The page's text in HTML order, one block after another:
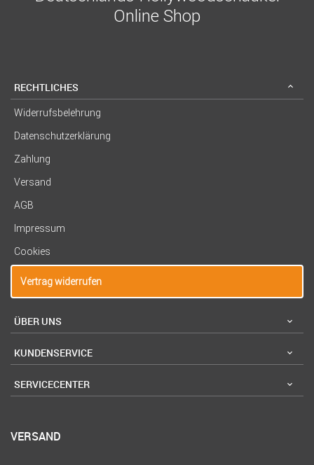
Online Shop
RECHTLICHES
Widerrufsbelehrung
Datenschutzerklärung
Zahlung
Versand
AGB
Impressum
Cookies
Vertrag widerrufen
ÜBER UNS
KUNDENSERVICE
SERVICECENTER
VERSAND